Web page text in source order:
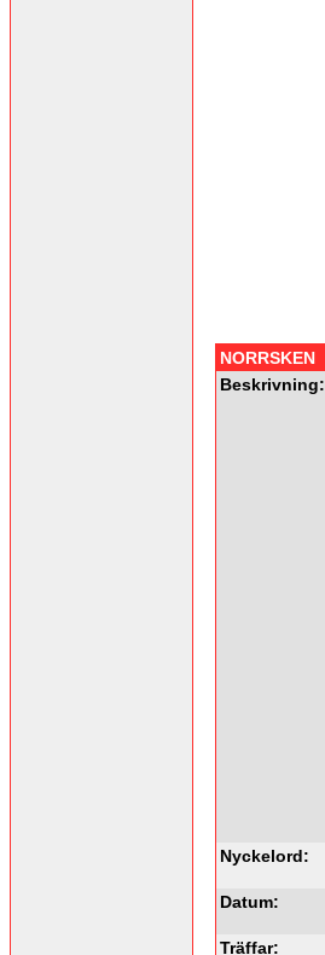
NORRSKEN
Beskrivning:
Nyckelord:
Datum:
Träffar: